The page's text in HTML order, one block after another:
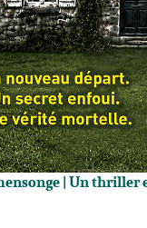
| Un thriller